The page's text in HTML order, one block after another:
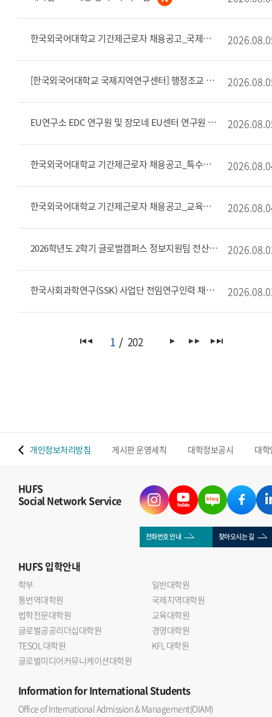
한국외국어대학교 기간제근로자 채용공고_국제입학관리팀(서울) 입시/입학업무
[한국외국어대학교 국제지역연구센터] 행정조교 채용 공고
EU연구소 EDC 연구원 및 장모네 EU센터 연구원 모집 공고
한국외국어대학교 기간제근로자 채용공고_특수외국어교육진흥원운영팀
한국외국어대학교 기간제근로자 채용공고_교육혁신원 혁신지원팀(재공고)
2026학년도 2학기 글로벌캠퍼스 정보지원팀 전산 조교 모집
한국사회과학연구(SSK) 사업단 전임연구인력 채용
1 202
개인정보처리방침 게시판 운영세칙 대학정보공시 대
HUFS
Social Network Service
전화번호 안내 찾아오시는 길
HUFS입학안내
학부
일반대학원
통번역대학원
국제지역대학원
법학전문대학원
교육대학원
글로벌공공리더십대학원
경영대학원
TESOL 대학원
KFL 대학원
글로벌미디어커뮤니케이션대학원
Informationfor International Students
Office of International Admission & Management(OIAM)